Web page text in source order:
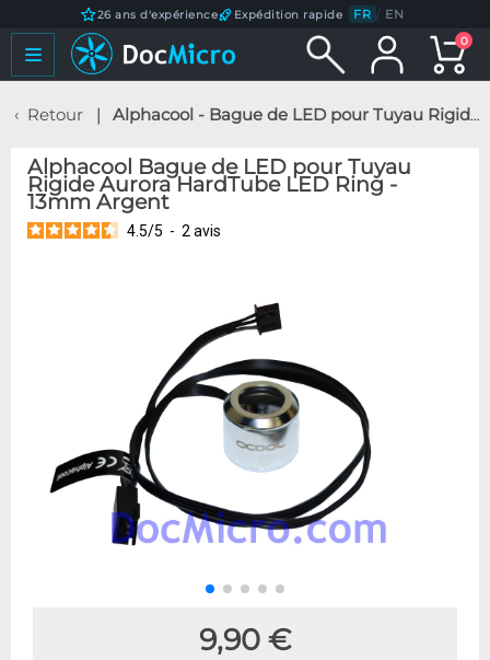
26 ans d'expérience Expédition rapide FR / EN
0
Retour Alphacool - Bague de LED pour Tuyau Rigide Aurora HardTube LED Ring - 13mm Argent
Alphacool Bague de LED pour Tuyau
Rigide Aurora HardTube LED Ring -
13mm Argent
4.5/5 - 2 avis
9,90 €